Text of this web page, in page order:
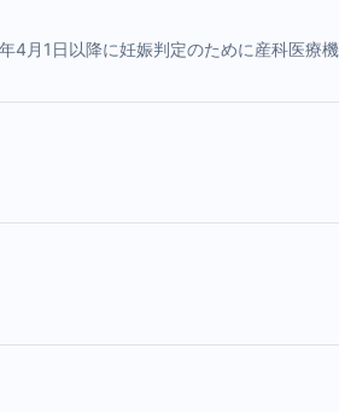
4月1日以降に妊娠判定のために産科医療機